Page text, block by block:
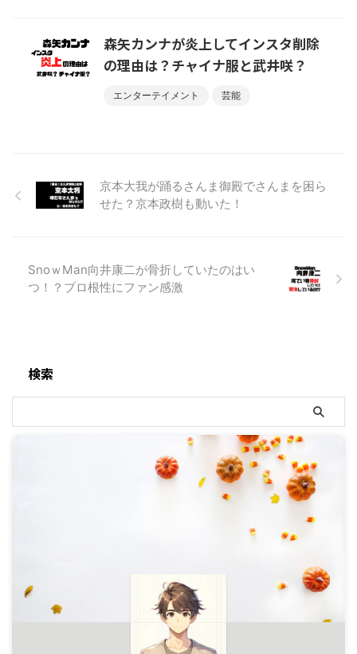
森矢カンナが炎上してインスタ削除
の理由は？チャイナ服と武井咲？
エンターテイメント 芸能
京本大我が踊るさんま御殿でさんまを困ら
せた？京本政樹も動いた！
SnoｗMan向井康二が骨折していたのはい
つ！？プロ根性にファン感激
検索